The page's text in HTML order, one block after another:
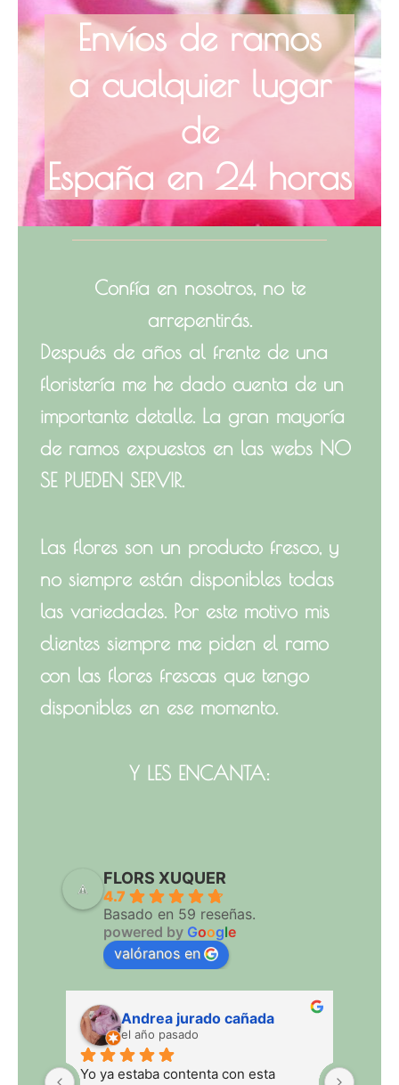
Envíos de ramos
a cualquier lugar
de
España en 24 horas
Confía en nosotros, no te
arrepentirás.
Después de años al frente de una
floristería me he dado cuenta de un
importante detalle. La gran mayoría
de ramos expuestos en las webs NO
SE PUEDEN SERVIR.
Las flores son un producto fresco, y
no siempre están disponibles todas
las variedades. Por este motivo mis
clientes siempre me piden el ramo
con las flores frescas que tengo
disponibles en ese momento.
Y LES ENCANTA:
FLORS XUQUER
4.7
Basado en 59 reseñas.
powered by Google
valóranos en
Andrea jurado cañada
el año pasado
Yo ya estaba contenta con esta